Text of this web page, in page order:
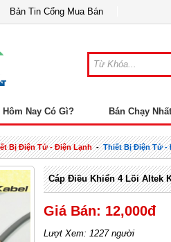
Bản Tin Cổng Mua Bán
Hôm Nay Có Gì? Bán Chạy Nhất
Bị Điện Tử - Điện Lạnh-Thiết Bị Điện Tử -
Cáp Điều Khiển 4 Lõi Altek
Giá Bán: 12,000đ
Lượt Xem: 1227 người